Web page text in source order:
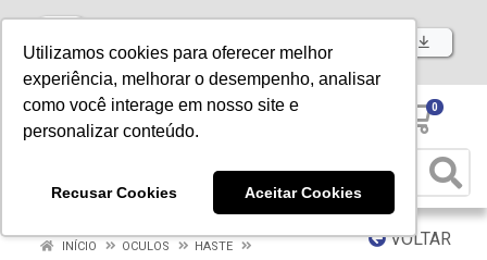
Utilizamos cookies para oferecer melhor
experiência, melhorar o desempenho, analisar
como você interage em nosso site e
personalizar conteúdo.
Recusar Cookies Aceitar Cookies
Baixe já nosso APP
0
VOLTAR
INÍCIO OCULOS
HASTE